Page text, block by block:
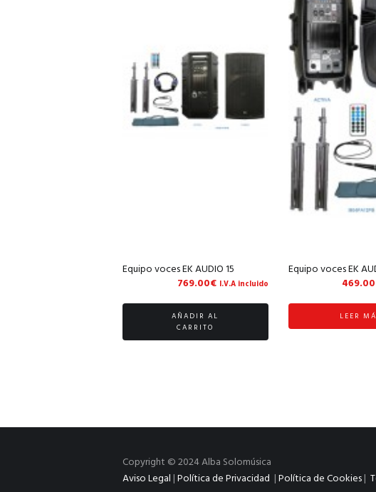
Equipo voces EK AUDIO 15
769.00€ I.V.A incluido
AÑADIR AL
CARRITO
Equipo voces EK
469.00
LEER
Copyright © 2024 Alba Solomúsica
Aviso Legal |Política de Privacidad |Política de Cookies|